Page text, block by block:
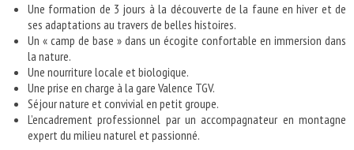
Une formation de 3 jours à la découverte de la faune en hiver et de
ses adaptations au travers de belles histoires.
Un « camp de base » dans un écogite confortable en immersion dans
la nature.
Une nourriture locale et biologique.
Une prise en charge à la gare Valence TGV.
Séjour nature et convivial en petit groupe.
L’encadrement professionnel par un accompagnateur en montagne
expert du milieu naturel et passionné.